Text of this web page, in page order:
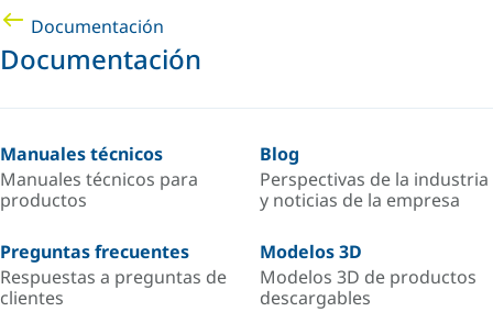
Documentación
Documentación
Manuales técnicos
Manuales técnicos para
productos
Blog
Perspectivas de la industria
y noticias de la empresa
Preguntas frecuentes
Respuestas a preguntas de
clientes
Modelos 3D
Modelos 3D de productos
descargables